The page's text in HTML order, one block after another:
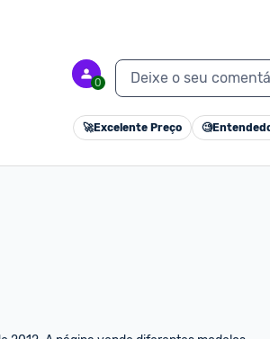
0 Deixe o seu
🚀Excelente Preço 🧐